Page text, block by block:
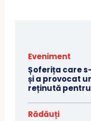
Eveniment
Șoferița care
și a provocat
reținută
Rădăuți